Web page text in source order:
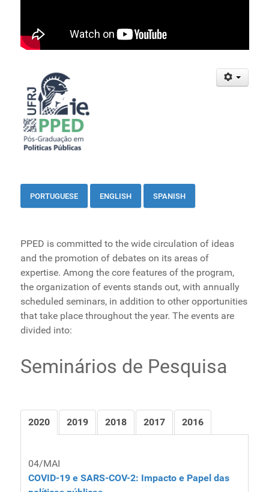
PORTUGUESE ENGLISH SPANISH
PPED is committed to the wide circulation of ideas
and the promotion of debates on its areas of
expertise. Among the core features of the program,
the organization of events stands out, with annually
scheduled seminars, in addition to other opportunities
that take place throughout the year. The events are
divided into:
Seminários de Pesquisa
2020 2019 2018 2017 2016
04/MAI
COVID-19 e SARS-COV-2: Impacto e Papel das